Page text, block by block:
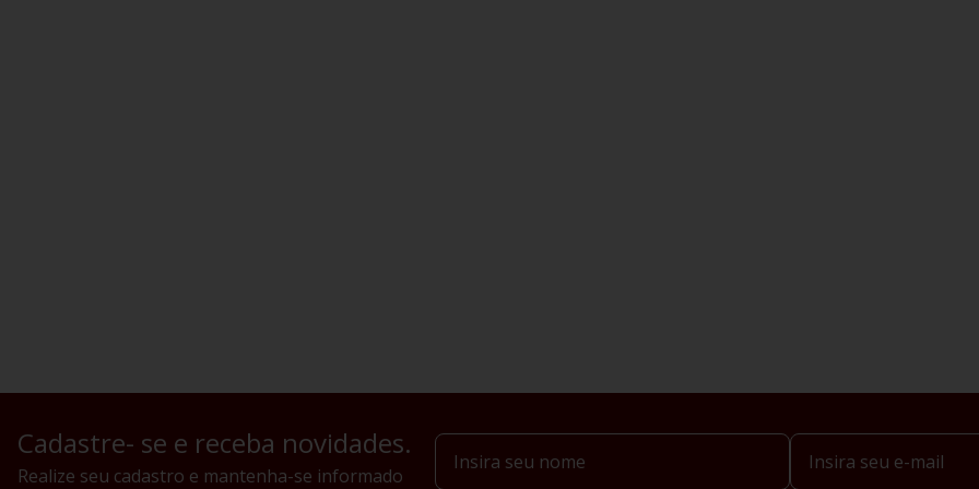
Cadastre- se e receba novidades.
Realize seu cadastro e mantenha-se informado